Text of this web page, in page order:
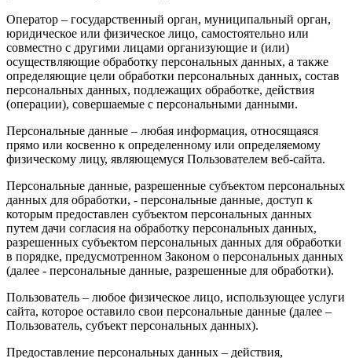
Оператор – государственный орган, муниципальный орган,
юридическое или физическое лицо, самостоятельно или
совместно с другими лицами организующие и (или)
осуществляющие обработку персональных данных, а также
определяющие цели обработки персональных данных, состав
персональных данных, подлежащих обработке, действия
(операции), совершаемые с персональными данными.
Персональные данные – любая информация, относящаяся
прямо или косвенно к определенному или определяемому
физическому лицу, являющемуся Пользователем веб-сайта.
Персональные данные, разрешенные субъектом персональных
данных для обработки, - персональные данные, доступ к
которым предоставлен субъектом персональных данных
путем дачи согласия на обработку персональных данных,
разрешенных субъектом персональных данных для обработки
в порядке, предусмотренном Законом о персональных данных
(далее - персональные данные, разрешенные для обработки).
Пользователь – любое физическое лицо, использующее услуги
сайта, которое оставило свои персональные данные (далее –
Пользователь, субъект персональных данных).
Предоставление персональных данных – действия,